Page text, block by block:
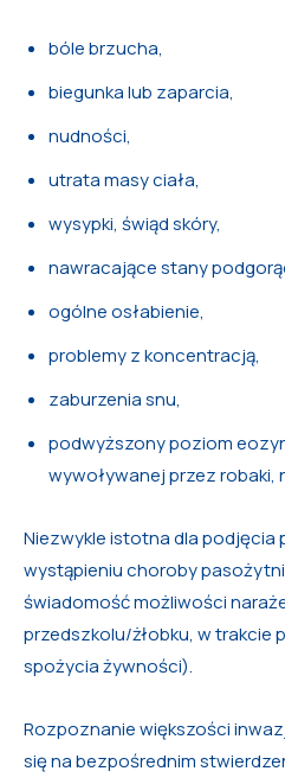
bóle brzucha,
biegunka lub zaparcia,
nudności,
utrata masy ciała,
wysypki, świąd skóry,
nawracające stany
ogólne osłabienie,
problemy z koncentracją,
zaburzenia snu,
podwyższony poziom
wywoływanej przez robaki,
Niezwykle istotna dla podjęcia
wystąpieniu choroby
świadomość możliwości
przedszkolu/żłobku, w trakcie
spożycia żywności).
Rozpoznanie większości
się na bezpośrednim